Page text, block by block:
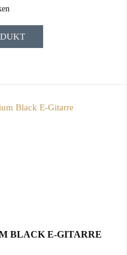
BLACK E-GITARRE